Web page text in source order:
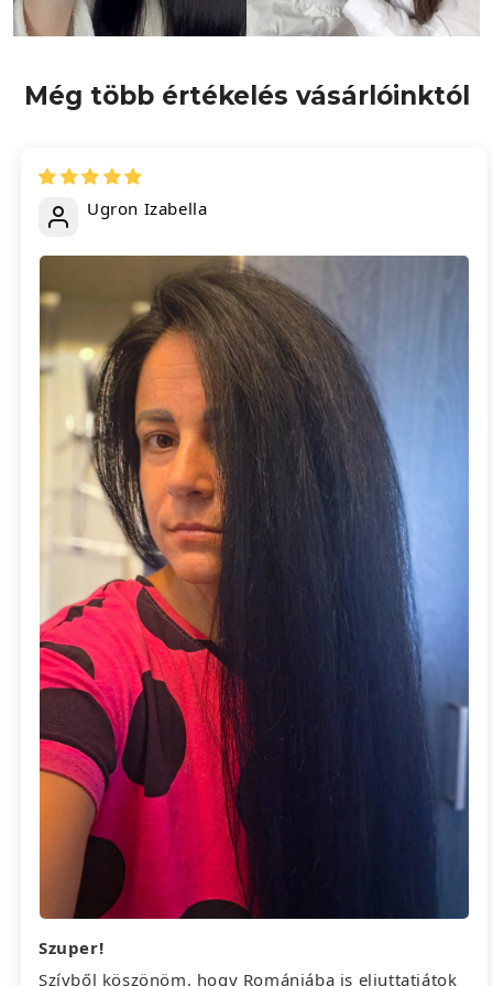
Még több értékelés vásárlóinktól
Ugron Izabella
Szuper!
Szívből köszönöm, hogy Romániába is eljuttatjátok